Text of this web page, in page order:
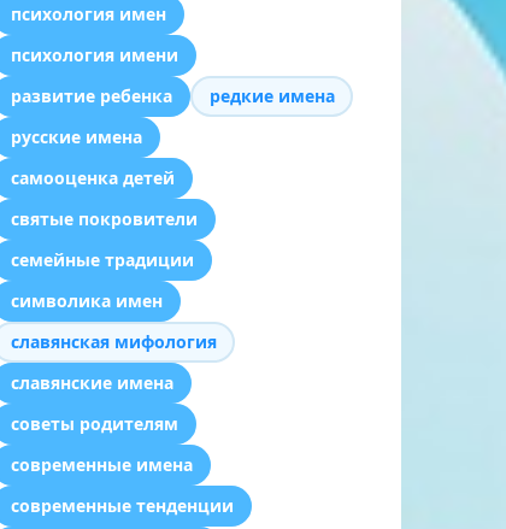
психология имен
психология имени
развитие ребенка
редкие имена
русские имена
самооценка детей
святые покровители
семейные традиции
символика имен
славянская мифология
славянские имена
советы родителям
современные имена
современные тенденции